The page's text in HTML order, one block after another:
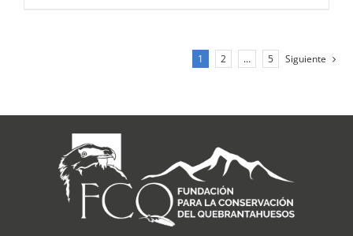
variantes.
pueden
página
de
producto
1 2 … 5 Siguiente